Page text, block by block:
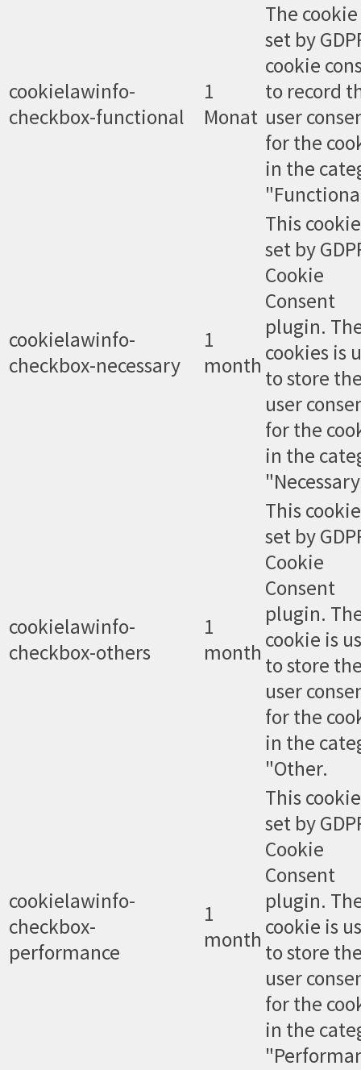
cookielawinfo-
checkbox-functional
1
Monat
The
set by
cookie
to record
user
for the
in the
cookielawinfo-
checkbox-necessary
1
month
This
set by
Cookie
Consent
plugin.
cookies is
to store
user
for the
in the
cookielawinfo-
checkbox-others
1
month
This
set by
Cookie
Consent
plugin.
cookie is
to store
user
for the
in the
"Other.
cookielawinfo-
checkbox-
performance
1
month
This
set by
Cookie
Consent
plugin.
cookie is
to store
user
for the
in the